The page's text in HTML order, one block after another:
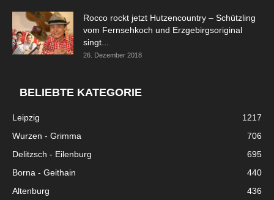
Rocco rockt jetzt Hutzencountry – Schützling
vom Fernsehkoch und Erzgebirgsoriginal
singt...
26. Dezember 2018
BELIEBTE KATEGORIE
Leipzig
1217
Wurzen - Grimma
706
Delitzsch - Eilenburg
695
Borna - Geithain
440
Altenburg
436